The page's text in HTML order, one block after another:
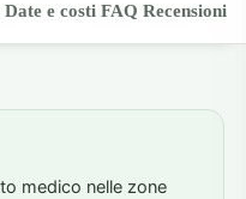
Date e costi FAQ Recensioni
medico nelle zone